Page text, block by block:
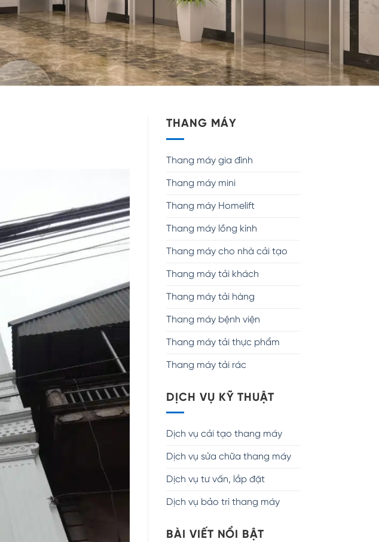
THANG MÁY
Thang máy gia đình
Thang máy mini
Thang máy Homelift
Thang máy lồng kính
Thang máy cho nhà cải tạo
Thang máy tải khách
Thang máy tải hàng
Thang máy bệnh viện
Thang máy tải thực phẩm
Thang máy tải rác
DỊCH VỤ KỸ THUẬT
Dịch vụ cải tạo thang máy
Dịch vụ sửa chữa thang máy
Dịch vụ tư vấn, lắp đặt
Dịch vụ bảo trì thang máy
BÀI VIẾT NỔI BẬT